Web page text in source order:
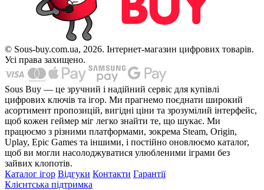
© Sous-buy.com.ua, 2026. Інтернет-магазин цифрових товарів.
Усі права захищено.
Sous Buy — це зручний і надійний сервіс для купівлі
цифрових ключів та ігор. Ми прагнемо поєднати широкий
асортимент пропозицій, вигідні ціни та зрозумілий інтерфейс,
щоб кожен геймер міг легко знайти те, що шукає. Ми
працюємо з різними платформами, зокрема Steam, Origin,
Uplay, Epic Games та іншими, і постійно оновлюємо каталог,
щоб ви могли насолоджуватися улюбленими іграми без
зайвих клопотів.
Каталог ігор Відгуки Контакти Гарантії
Клієнтська підтримка